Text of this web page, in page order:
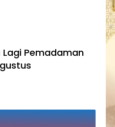
Lagi Pemadaman